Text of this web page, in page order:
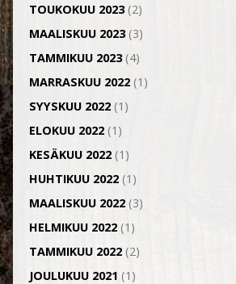
TOUKOKUU 2023(2)
MAALISKUU 2023(3)
TAMMIKUU 2023(4)
MARRASKUU 2022(1)
SYYSKUU 2022(1)
ELOKUU 2022(1)
KESÄKUU 2022(1)
HUHTIKUU 2022(1)
MAALISKUU 2022(3)
HELMIKUU 2022(1)
TAMMIKUU 2022(2)
JOULUKUU 2021 (1)